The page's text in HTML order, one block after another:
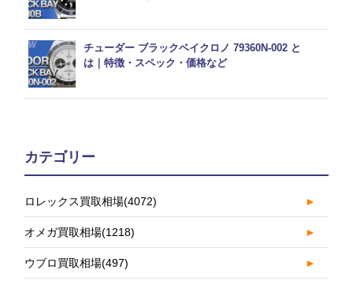
チューダー ブラックベイクロノ 79360N-002 と
は｜特徴・スペック・価格など
カテゴリー
ロレックス買取相場(4072) ►
オメガ買取相場(1218) ►
ウブロ買取相場(497) ►